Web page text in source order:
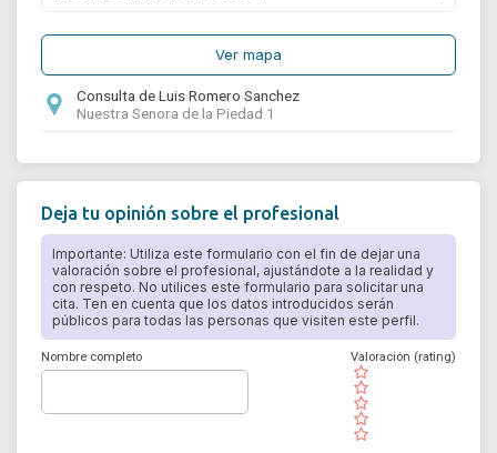
Ver mapa
Consulta de Luis Romero Sanchez
Nuestra Senora de la Piedad 1
Deja tu opinión sobre el profesional
Importante: Utiliza este formulario con el fin de dejar una
valoración sobre el profesional, ajustándote a la realidad y
con respeto. No utilices este formulario para solicitar una
cita. Ten en cuenta que los datos introducidos serán
públicos para todas las personas que visiten este perfil.
Nombre completo
( )
( )
( )
( )
( )
Valoración (rating)